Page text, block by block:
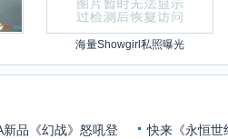
海量Showgirl私照曝光
品《幻战》怒吼登
快来《永恒世